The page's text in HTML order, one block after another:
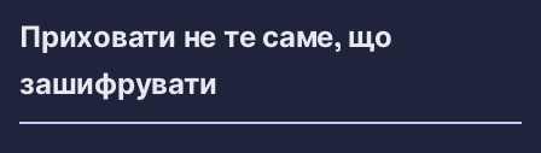
Приховати не те саме, що
зашифрувати